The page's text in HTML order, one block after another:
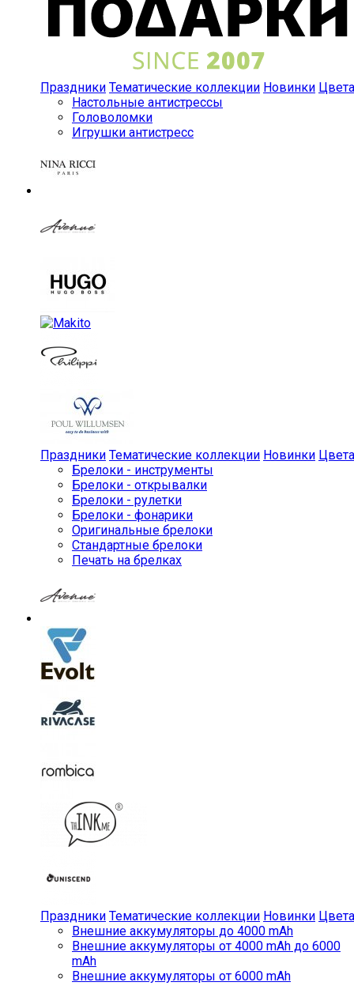
Праздники Тематические коллекции Новинки Цвета
Настольные антистрессы
Головоломки
Игрушки антистресс
Праздники Тематические коллекции Новинки Цвета
Брелоки - инструменты
Брелоки - открывалки
Брелоки - рулетки
Брелоки - фонарики
Оригинальные брелоки
Стандартные брелоки
Печать на брелках
Праздники Тематические коллекции Новинки Цвета
Внешние аккумуляторы до 4000 mAh
Внешние аккумуляторы от 4000 mAh до 6000
mAh
Внешние аккумуляторы от 6000 mAh